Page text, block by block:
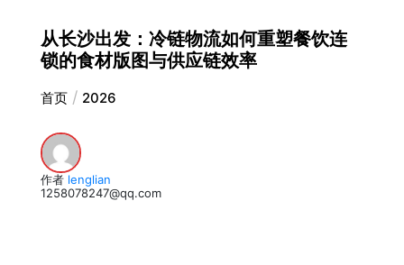
从长沙出发：冷链物流如何重塑餐饮连
锁的食材版图与供应链效率
首页 2026
作者 lenglian
1258078247@qq.com